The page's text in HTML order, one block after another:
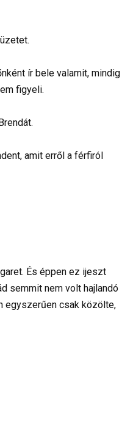
ír bele valamit, mindig
figyeli.
amit erről a férfiról
És éppen ez ijeszt
semmit nem volt hajlandó
egyszerűen csak közölte,